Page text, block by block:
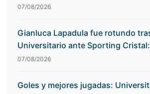
07/08/2026
Gianluca Lapadula fue rotundo
Universitario ante Sporting Cristal:
07/08/2026
Goles y mejores jugadas: